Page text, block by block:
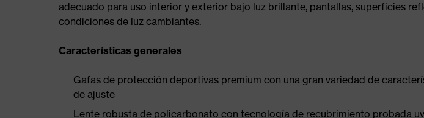
adecuado para uso interior y exterior bajo luz brillante, pantallas, superficies
condiciones de luz cambiantes.
Características generales
Gafas de protección deportivas premium con una gran variedad de
de ajuste
Lente robusta de policarbonato con tecnología de recubrimiento probada